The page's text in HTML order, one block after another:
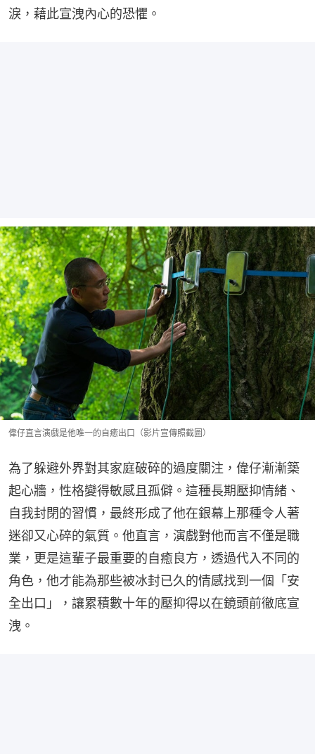
淚，藉此宣洩內心的恐懼。
偉仔直言演戲是他唯一的自癒出口（影片宣傳照截圖）
為了躲避外界對其家庭破碎的過度關注，偉仔漸漸築
起心牆，性格變得敏感且孤僻。這種長期壓抑情緒、
自我封閉的習慣，最終形成了他在銀幕上那種令人著
迷卻又心碎的氣質。他直言，演戲對他而言不僅是職
業，更是這輩子最重要的自癒良方，透過代入不同的
角色，他才能為那些被冰封已久的情感找到一個「安
全出口」，讓累積數十年的壓抑得以在鏡頭前徹底宣
洩。